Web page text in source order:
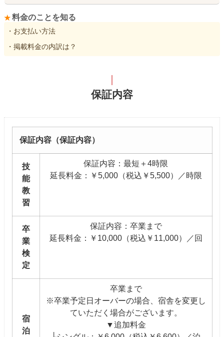
料金のことを知る
・お支払い方法
・掲載料金の内訳は？
保証内容
保証内容（保証内容）
技
能
教
習
保証内容：最短＋4時限
延長料金：￥5,000（税込￥5,500）／時限
卒
業
検
定
保証内容：卒業まで
延長料金：￥10,000（税込￥11,000）／回
宿
泊
卒業まで
※卒業予定日オーバーの場合、宿舎を変更し
ていただく場合がございます。
▼追加料金